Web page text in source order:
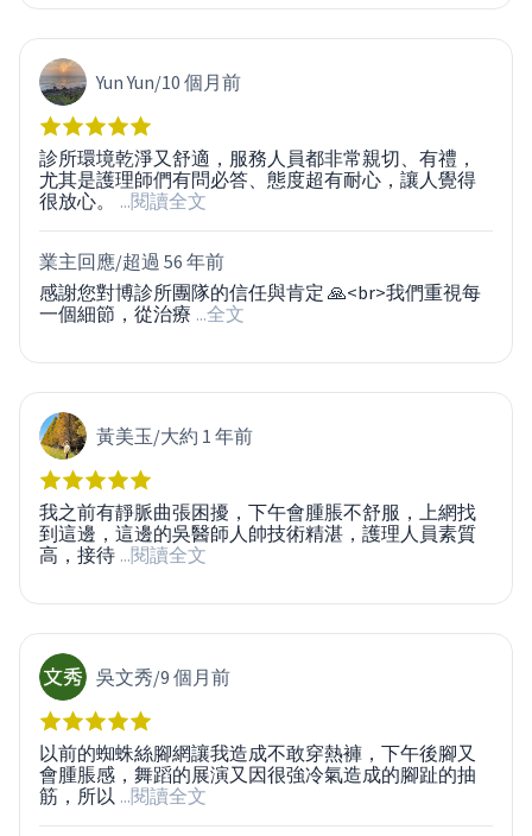
Yun Yun/10 個月前
診所環境乾淨又舒適，服務人員都非常親切、有禮，
尤其是護理師們有問必答、態度超有耐心，讓人覺得
很放心。
...閱讀全文
業主回應/超過 56 年前
感謝您對博診所團隊的信任與肯定 🙏<br>我們重視每
一個細節，從治療 ...全文
黃美玉/大約 1 年前
我之前有靜脈曲張困擾，下午會腫脹不舒服，上網找
到這邊，這邊的吳醫師人帥技術精湛，護理人員素質
高，接待 ...閱讀全文
吳文秀/9 個月前
以前的蜘蛛絲腳網讓我造成不敢穿熱褲，下午後腳又
會腫脹感，舞蹈的展演又因很強冷氣造成的腳趾的抽
筋，所以 ...閱讀全文